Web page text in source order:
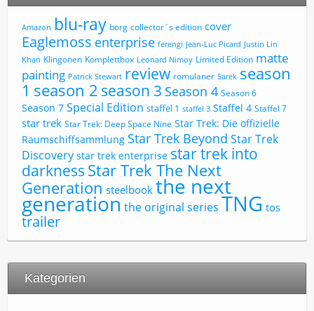
Amazon blu-ray borg collector´s edition cover
Eaglemoss enterprise ferengi Jean-Luc Picard Justin Lin
Khan Klingonen Komplettbox Leonard Nimoy Limited Edition matte
painting Patrick Stewart review romulaner Sarek season
1 season 2 season 3 Season 4 Season 6
Season 7 Special Edition staffel 1 staffel 3 Staffel 4 Staffel 7
star trek Star Trek: Deep Space Nine Star Trek: Die offizielle
Raumschiffsammlung Star Trek Beyond Star Trek
Discovery star trek enterprise star trek into
darkness Star Trek The Next
Generation steelbook the next
generation the original series TNG tos
trailer
Kategorien